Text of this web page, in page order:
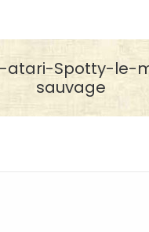
atari-Spotty-le-
sauvage